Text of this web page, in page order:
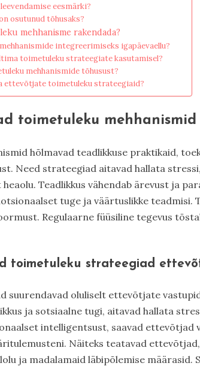
eesmärki?
osutunud tõhusaks?
mehhanisme rakendada?
integreerimiseks igapäevaellu?
toimetuleku strateegiate kasutamisel?
mehhanismide tõhusust?
ettevõtjate toimetuleku strateegiaid?
toimetuleku
hõlmavad teadlikkuse praktikaid,
Need strateegiad aitavad hallata
Teadlikkus vähendab ärevust ja
tuge ja väärtuslikke teadmisi.
Regulaarne füüsiline tegevus
toimetuleku strateegiad
suurendavad oluliselt ettevõtjate
ja sotsiaalne tugi, aitavad hallata
intelligentsust, saavad ettevõtjad
Näiteks teatavad
ja madalamaid läbipõlemise määrasid.